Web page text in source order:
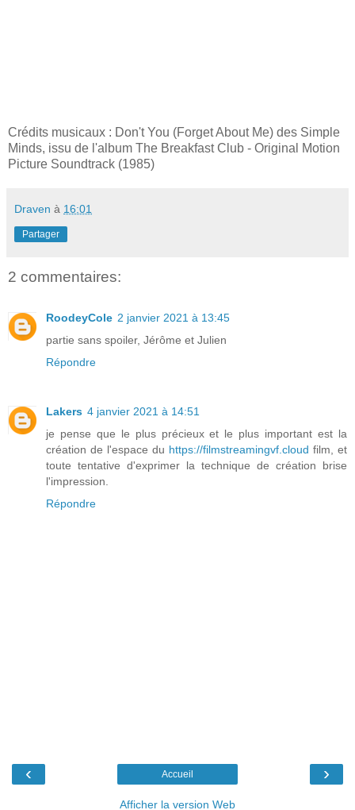
Crédits musicaux : Don't You (Forget About Me) des Simple
Minds, issu de l'album The Breakfast Club - Original Motion
Picture Soundtrack (1985)
Draven à 16:01
Partager
2 commentaires:
RoodeyCole 2 janvier 2021 à 13:45
partie sans spoiler, Jérôme et Julien
Répondre
Lakers 4 janvier 2021 à 14:51
je pense que le plus précieux et le plus important est la
création de l'espace du https://filmstreamingvf.cloud film, et
toute tentative d'exprimer la technique de création brise
l'impression.
Répondre
‹ ›
Accueil
Afficher la version Web